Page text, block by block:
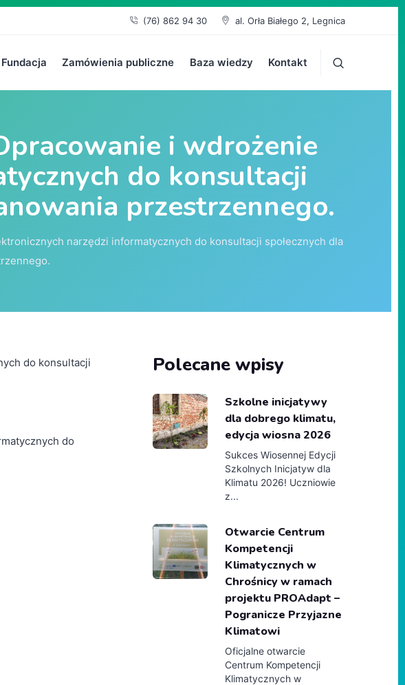
(76) 862 94 30 al. Orła Białego 2, Legnica
Fundacja Zamówienia publiczne Baza wiedzy Kontakt
i wdrożenie
do konsultacji
przestrzennego.
narzędzi informatycznych do konsultacji społecznych dla
do konsultacji
do
Polecane wpisy
Szkolne inicjatywy
dla dobrego klimatu,
edycja wiosna 2026
Sukces Wiosennej Edycji
Szkolnych Inicjatyw dla
Klimatu 2026! Uczniowie
z...
Otwarcie Centrum
Kompetencji
Klimatycznych w
Chrośnicy w ramach
projektu PROAdapt –
Pogranicze Przyjazne
Klimatowi
Oficjalne otwarcie
Centrum Kompetencji
Klimatycznych w